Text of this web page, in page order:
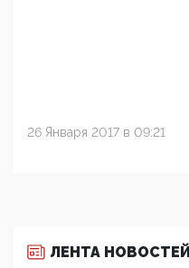
26 Января 2017 в 09:21
ЛЕНТА